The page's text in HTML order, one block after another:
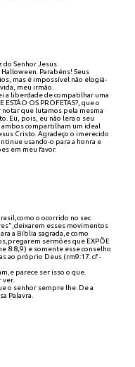
do Senhor Jesus.
Parabéns! Seus
mas é impossível não elogiá-
meu irmão.
a liberdade de compatilhar uma
OS PROFETAS?, que o
que lutamos pela mesma
Eu, pois, eu não lera o seu
compartilham um ideal
Cristo. Agradeço o imerecido
usando-o para a honra e
em meu favor.
o ocorrido no sec
esses movimentos
a Bíblia sagrada,e como
sermões que EXPÕE
8:8,9) e somente esse conselho
ao próprio Deus (rm9:17. cf -
parece ser isso o que.
ver.
o senhor sempre lhe. De a
Palavra.